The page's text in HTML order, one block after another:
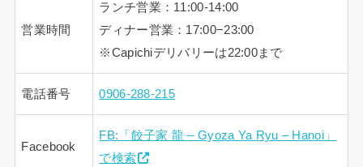
営業時間
ランチ営業：11:00-14:00
ディナー営業：17:00−23:00
※Capichiデリバリーは22:00まで
電話番号 0906-288-215
Facebook
FB:「餃子家 龍 – Gyoza Ya Ryu – Hanoi」
で検索